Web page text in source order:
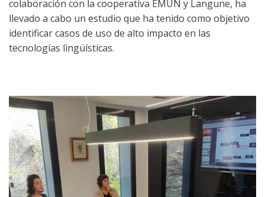
colaboración con la cooperativa EMUN y Langune, ha
llevado a cabo un estudio que ha tenido como objetivo
identificar casos de uso de alto impacto en las
tecnologías lingüísticas.